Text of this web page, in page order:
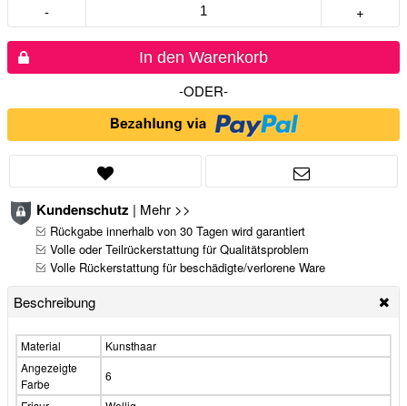
- +
In den Warenkorb
-ODER-
Kundenschutz | Mehr >>
Rückgabe innerhalb von 30 Tagen wird garantiert
Volle oder Teilrückerstattung für Qualitätsproblem
Volle Rückerstattung für beschädigte/verlorene Ware
Beschreibung
Material
Kunsthaar
Angezeigte
Farbe
6